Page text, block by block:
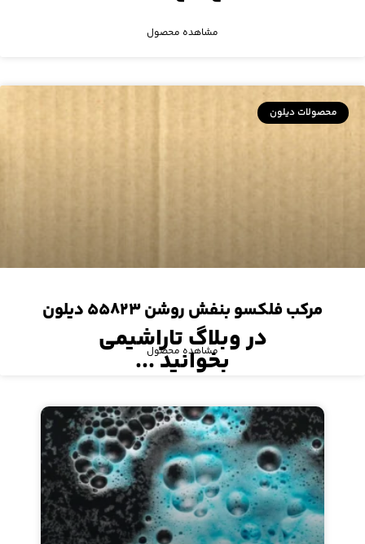
مشاهده محصول
محصولات دیلون
مرکب فلکسو بنفش روشن ۵۵۸۲۳ دیلون
مشاهده محصول
در وبلاگ تاراشیمی
بخوانید ...